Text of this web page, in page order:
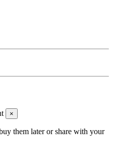
×
them later or share with your